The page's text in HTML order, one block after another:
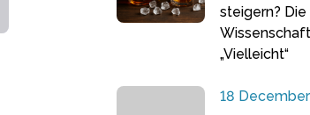
steigern? Die
„Vielleicht“
18